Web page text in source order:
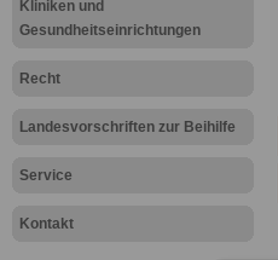
Kliniken und
Gesundheitseinrichtungen
Recht
Landesvorschriften zur Beihilfe
Service
Kontakt